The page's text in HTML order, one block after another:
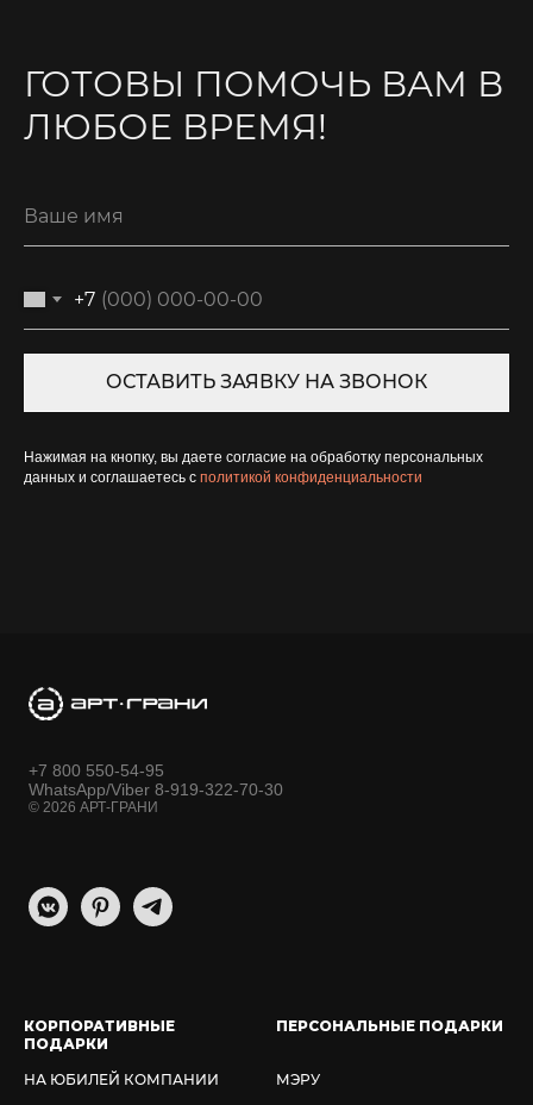
ГОТОВЫ ПОМОЧЬ ВАМ В
ЛЮБОЕ ВРЕМЯ!
+7
ОСТАВИТЬ ЗАЯВКУ НА ЗВОНОК
Нажимая на кнопку, вы даете согласие на обработку персональных
данных и соглашаетесь c политикой конфиденциальности
+7 800 550-54-95
WhatsApp/Viber 8-919-322-70-30
© 2026 АРТ-ГРАНИ
КОРПОРАТИВНЫЕ
ПОДАРКИ
НА ЮБИЛЕЙ КОМПАНИИ
ПЕРСОНАЛЬНЫЕ ПОДАРКИ
МЭРУ